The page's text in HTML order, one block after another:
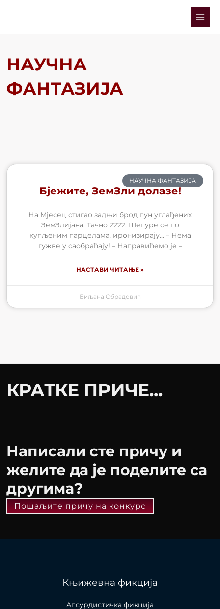
Main
НАУЧНА
ФАНТАЗИЈА
НАУЧНА ФАНТАЗИЈА
Бјежите, ЗемЗли долазе!
На Мјесец стигао задњи брод пун углађених
ЗемЗлијана. Тачно 2222. Шепуре се по
купљеним парцелама, иронизирају… – Нема
гужве у саобраћају! – Направићемо је –
НАСТАВИ ЧИТАЊЕ »
Биљана Обрадовић
КРАТКЕ ПРИЧЕ...
Написали сте причу и
желите да је поделите са
другима?
Пошаљите причу на конкурс
Књижевна фикција
Апсурдистичка фикција